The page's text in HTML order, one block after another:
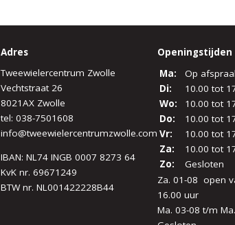
Adres
Tweewielercentrum Zwolle
Vechtstraat 26
8021AX Zwolle
tel: 038-7501608
info@tweewielercentrumzwolle.com
IBAN: NL74 INGB 0007 8273 64
KvK nr. 69671249
BTW nr. NL001422228B44
Openingstijden
Ma:
Op
Di:
10.00 tot
Wo:
10.00 tot
Do:
10.00 tot
Vr:
10.00 tot
Za:
10.00 tot
Zo:
Gesloten
Za. 01-08 open
16.00 uur
Ma. 03-08 t/m